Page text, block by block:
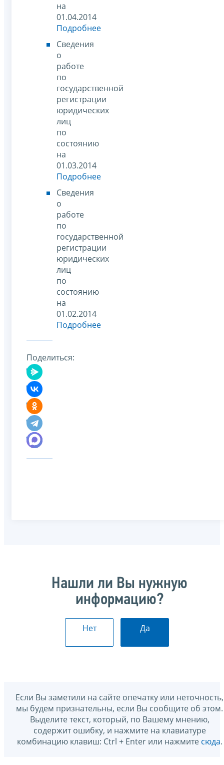
на
01.04.2014
Подробнее
Сведения
о
работе
по
государственной
регистрации
юридических
лиц
по
состоянию
на
01.03.2014
Подробнее
Сведения
о
работе
по
государственной
регистрации
юридических
лиц
по
состоянию
на
01.02.2014
Подробнее
Поделиться:
Нашли ли Вы нужную
информацию?
Нет Да
Если Вы заметили на сайте опечатку или неточность,
мы будем признательны, если Вы сообщите об этом.
Выделите текст, который, по Вашему мнению,
содержит ошибку, и нажмите на клавиатуре
комбинацию клавиш: Ctrl + Enter или нажмите сюда.